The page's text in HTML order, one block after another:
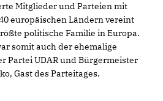
Mitglieder und Parteien mit
europäischen Ländern vereint
politische Familie in Europa.
somit auch der ehemalige
Partei UDAR und Bürgermeister
Gast des Parteitages.